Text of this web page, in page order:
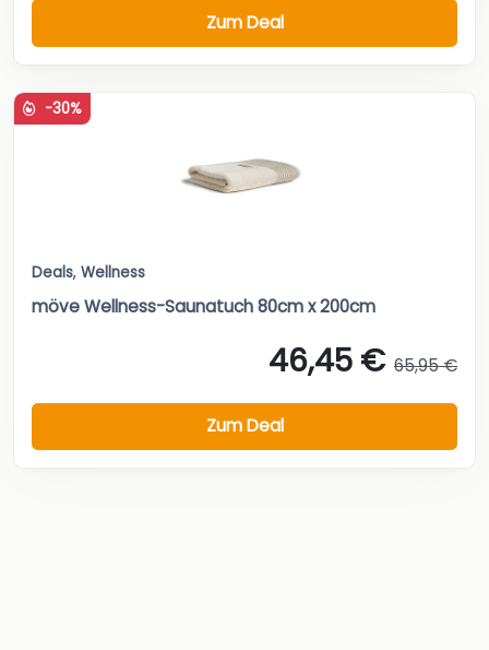
Zum Deal
-30%
Deals, Wellness
möve Wellness-Saunatuch 80cm x 200cm
46,45 € 65,95 €
Zum Deal